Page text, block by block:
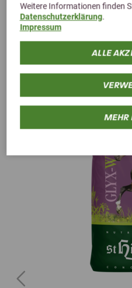
Weitere Informationen finden
Datenschutzerklärung.
Impressum
ALLE
MEHR
Previous